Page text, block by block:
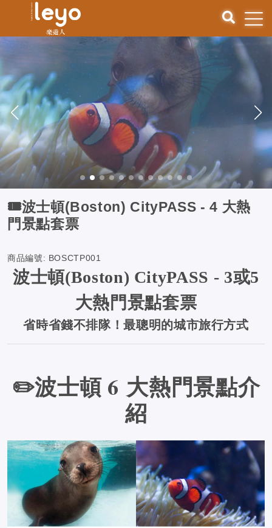
🎟️波士頓(Boston) CityPASS - 4 大熱
門景點套票
商品編號: BOSCTP001
波士頓(Boston) CityPASS - 3或5
大熱門景點套票
省時省錢不排隊！最聰明的城市旅行方式
✏️波士頓 6 大熱門景點介
紹